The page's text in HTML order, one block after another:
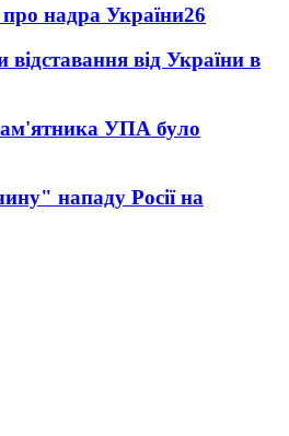
надра України26
від України в
УПА було
нападу Росії на